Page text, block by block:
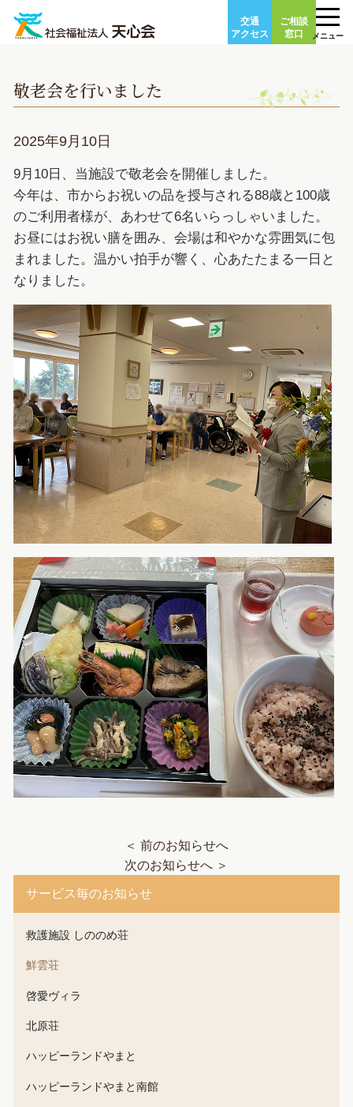
content
交通
アクセス
ご相談
窓口
メニュー
敬老会を行いました
2025年9月10日
9月10日、当施設で敬老会を開催しました。
今年は、市からお祝いの品を授与される88歳と100歳
のご利用者様が、あわせて6名いらっしゃいました。
お昼にはお祝い膳を囲み、会場は和やかな雰囲気に包
まれました。温かい拍手が響く、心あたたまる一日と
なりました。
＜ 前のお知らせへ
次のお知らせへ ＞
サービス毎のお知らせ
救護施設 しののめ荘
鮮雲荘
啓愛ヴィラ
北原荘
ハッピーランドやまと
ハッピーランドやまと南館